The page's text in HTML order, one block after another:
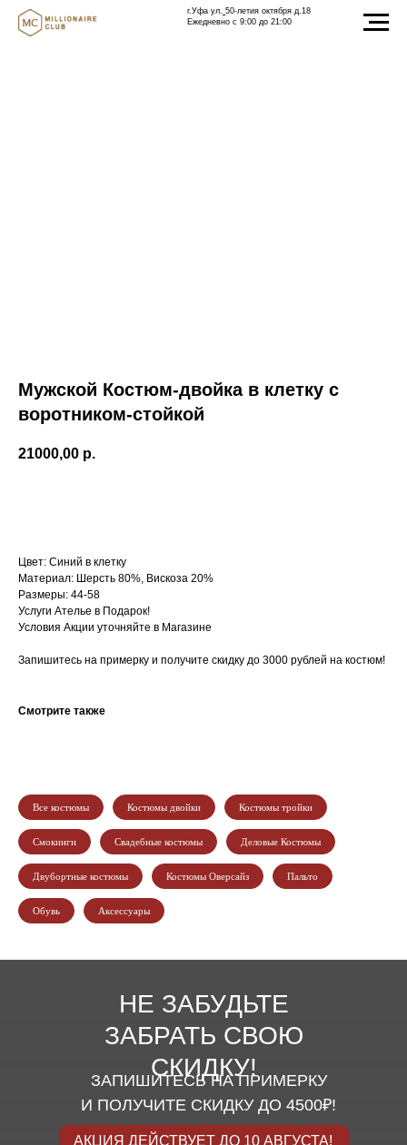
г.Уфа ул. 50-летия октября д.18
Ежедневно с 9:00 до 21:00
Мужской Костюм-двойка в клетку с
воротником-стойкой
21000,00 р.
Цвет: Синий в клетку
Материал: Шерсть 80%, Вискоза 20%
Размеры: 44-58
Услуги Ателье в Подарок!
Условия Акции уточняйте в Магазине
Запишитесь на примерку и получите скидку до 3000 рублей на костюм!
Смотрите также
Все костюмы Костюмы двойки Костюмы тройки
Смокинги Свадебные костюмы Деловые Костюмы
Двубортные костюмы Костюмы Оверсайз Пальто
Обувь Аксессуары
НЕ ЗАБУДЬТЕ
ЗАБРАТЬ СВОЮ
СКИДКУ!
ЗАПИШИТЕСЬ НА ПРИМЕРКУ
И ПОЛУЧИТЕ СКИДКУ ДО 4500₽!
АКЦИЯ ДЕЙСТВУЕТ ДО 10 АВГУСТА!